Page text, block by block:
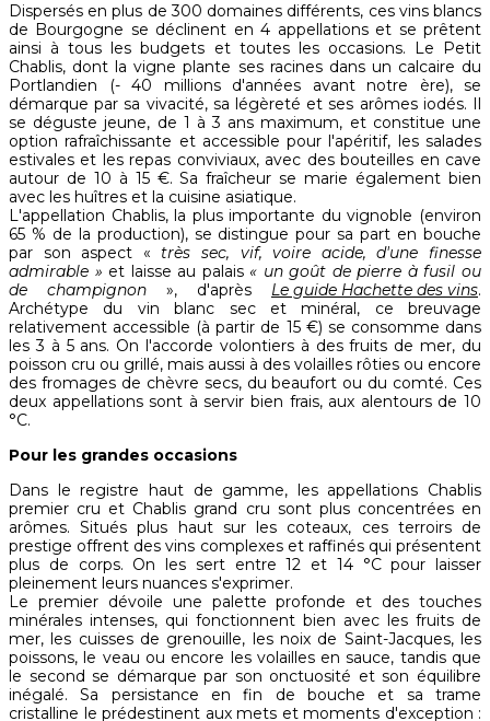
Dispersés en plus de 300 domaines différents, ces vins blancs
de Bourgogne se déclinent en 4 appellations et se prêtent
ainsi à tous les budgets et toutes les occasions. Le Petit
Chablis, dont la vigne plante ses racines dans un calcaire du
Portlandien (- 40 millions d'années avant notre ère), se
démarque par sa vivacité, sa légèreté et ses arômes iodés. Il
se déguste jeune, de 1 à 3 ans maximum, et constitue une
option rafraîchissante et accessible pour l'apéritif, les salades
estivales et les repas conviviaux, avec des bouteilles en cave
autour de 10 à 15 €. Sa fraîcheur se marie également bien
avec les huîtres et la cuisine asiatique.
L'appellation Chablis, la plus importante du vignoble (environ
65 % de la production), se distingue pour sa part en bouche
par son aspect «très sec, vif, voire acide, d'une finesse
admirable » et laisse au palais« un goût de pierre à fusil ou
de champignon », d'après Le guide Hachette des vins.
Archétype du vin blanc sec et minéral, ce breuvage
relativement accessible (à partir de 15 €) se consomme dans
les 3 à 5 ans. On l'accorde volontiers à des fruits de mer, du
poisson cru ou grillé, mais aussi à des volailles rôties ou encore
des fromages de chèvre secs, du beaufort ou du comté. Ces
deux appellations sont à servir bien frais, aux alentours de 10
°C.
Pour les grandes occasions
Dans le registre haut de gamme, les appellations Chablis
premier cru et Chablis grand cru sont plus concentrées en
arômes. Situés plus haut sur les coteaux, ces terroirs de
prestige offrent des vins complexes et raffinés qui présentent
plus de corps. On les sert entre 12 et 14 °C pour laisser
pleinement leurs nuances s'exprimer.
Le premier dévoile une palette profonde et des touches
minérales intenses, qui fonctionnent bien avec les fruits de
mer, les cuisses de grenouille, les noix de Saint-Jacques, les
poissons, le veau ou encore les volailles en sauce, tandis que
le second se démarque par son onctuosité et son équilibre
inégalé. Sa persistance en fin de bouche et sa trame
cristalline le prédestinent aux mets et moments d'exception :